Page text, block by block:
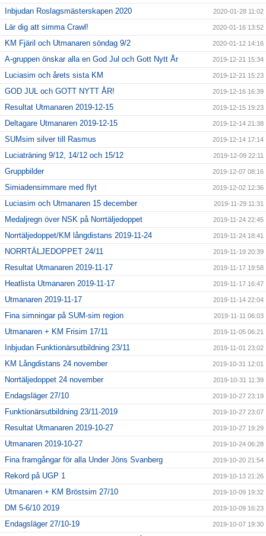
Inbjudan Roslagsmästerskapen 2020 2020-01-28 11:02
Lär dig att simma Crawl! 2020-01-16 13:52
KM Fjäril och Utmanaren söndag 9/2 2020-01-12 14:16
A-gruppen önskar alla en God Jul och Gott Nytt År 2019-12-21 15:34
Luciasim och årets sista KM 2019-12-21 15:23
GOD JUL och GOTT NYTT ÅR! 2019-12-16 16:39
Resultat Utmanaren 2019-12-15 2019-12-15 19:23
Deltagare Utmanaren 2019-12-15 2019-12-14 21:38
SUMsim silver till Rasmus 2019-12-14 17:14
Luciaträning 9/12, 14/12 och 15/12 2019-12-09 22:11
Gruppbilder 2019-12-07 08:16
Simiadensimmare med flyt 2019-12-02 12:36
Luciasim och Utmanaren 15 december 2019-11-29 11:31
Medaljregn över NSK på Norrtäljedoppet 2019-11-24 22:45
Norrtäljedoppet/KM långdistans 2019-11-24 2019-11-24 18:41
NORRTÄLJEDOPPET 24/11 2019-11-19 20:39
Resultat Utmanaren 2019-11-17 2019-11-17 19:58
Heatlista Utmanaren 2019-11-17 2019-11-17 16:47
Utmanaren 2019-11-17 2019-11-14 22:04
Fina simningar på SUM-sim region 2019-11-11 06:03
Utmanaren + KM Frisim 17/11 2019-11-05 06:21
Inbjudan Funktionärsutbildning 23/11 2019-11-01 23:02
KM Långdistans 24 november 2019-10-31 12:01
Norrtäljedoppet 24 november 2019-10-31 11:39
Endagsläger 27/10 2019-10-27 23:19
Funktionärsutbildning 23/11-2019 2019-10-27 23:07
Resultat Utmanaren 2019-10-27 2019-10-27 19:29
Utmanaren 2019-10-27 2019-10-24 06:28
Fina framgångar för alla Under Jöns Svanberg 2019-10-20 21:54
Rekord på UGP 1 2019-10-13 21:26
Utmanaren + KM Bröstsim 27/10 2019-10-09 19:32
DM 5-6/10 2019 2019-10-09 16:23
Endagsläger 27/10-19 2019-10-07 19:30